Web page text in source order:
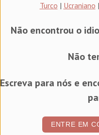
Turco | Ucraniano |
Não encontrou o
Não
Escreva para nós e
ENTRE EM